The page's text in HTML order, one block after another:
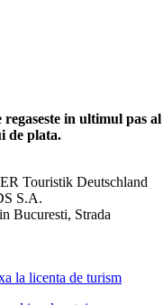
in ultimul pas al
de plata.
Touristik Deutschland
S.A.
Bucuresti, Strada
la licenta de turism